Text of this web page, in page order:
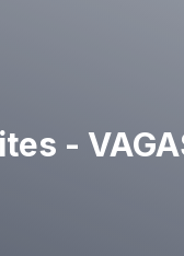
-